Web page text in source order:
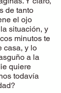
de tanto
el ojo
situación, y
minutos te
casa, y lo
a la
quiere
todavía